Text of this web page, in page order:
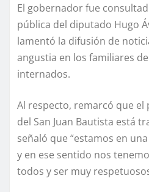
El gobernador fue
pública del diputado Hugo
lamentó la difusión de
angustia en los familiares
internados.
Al respecto, remarcó que el
del San Juan Bautista está
señaló que “estamos en
y en ese sentido nos
todos y ser muy